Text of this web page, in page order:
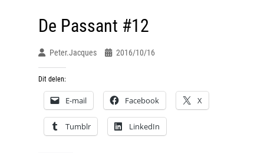
De Passant #12
Peter.jacques 2016/10/16
Dit delen:
E-mail Facebook X
Tumblr LinkedIn